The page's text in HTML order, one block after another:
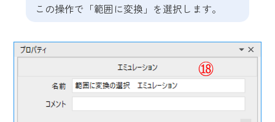
この操作で「範囲に変換」を選択します。